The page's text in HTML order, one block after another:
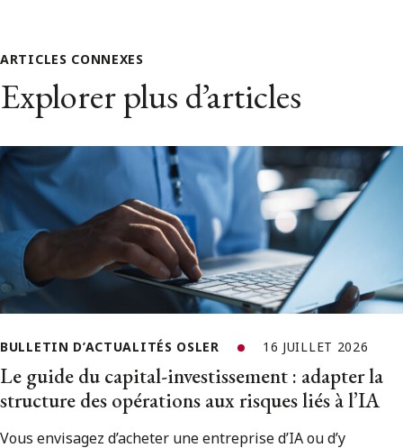
ARTICLES CONNEXES
Explorer plus d’articles
BULLETIN D’ACTUALITÉS OSLER 16 JUILLET 2026
Le guide du capital-investissement : adapter la
structure des opérations aux risques liés à l’IA
Vous envisagez d’acheter une entreprise d’IA ou d’y